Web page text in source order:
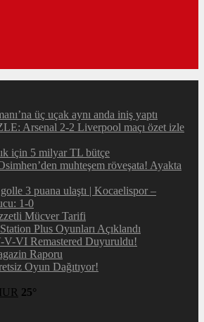
üç uçak aynı anda iniş yaptı
Arsenal 2-2 Liverpool maçı özet izle
için 5 milyar TL bütçe
muhteşem röveşata! Ayakta
3 puana ulaştı | Kocaelispor –
1-0
Mücver Tarifi
Plus Oyunları Açıklandı
V-VI Remastered Duyuruldu!
Raporu
Oyun Dağıtıyor!
25°